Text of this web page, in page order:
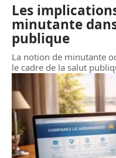
Les
minutante
publique
La notion de minutante
le cadre de la salut